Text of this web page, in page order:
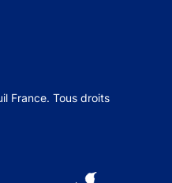
France. Tous droits